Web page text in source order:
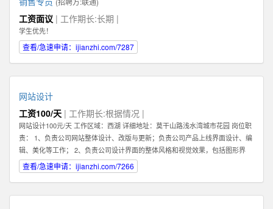
工资面议 | 工作期长:长期 |
学生优先！
查看/急速申请：ijianzhi.com/7287
网站设计
工资100/天 | 工作期长:根据情况 |
网站设计100元/天 工作区域：西湖 详细地址：莫干山路浅水湾城市花园 岗位职
责： 1、负责公司网站整体设计、改版与更新；负责公司产品上线界面设计、编
辑、美化等工作； 2、负责公司设计界面的整体风格和视觉效果，包括图形界
面，交互设计，logo及icon设计等； 3、熟练把握网页各元素和要件，能够独立
进行网站美工布局的设计； 4、不断完善和熟悉，负责网站整体架构的设计和网
的收集、整理、汇总、归档等工作，为公司各项目的成功开发提供优质素材；
查看/急速申请：ijianzhi.com/7266